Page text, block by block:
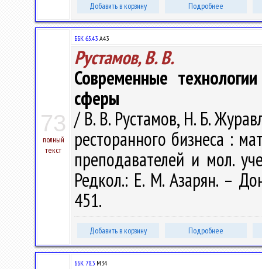
Добавить в корзину Подробнее
73
полный
текст
ББК 65.43 А43
Рустамов, В. В.
Современные
сферы
/ В. В. Рустамов, Н. Б.
ресторанного бизнеса :
преподавателей и мол.
Редкол.: Е. М. Азарян. –
451.
Добавить в корзину Подробнее
ББК 78.3 М34